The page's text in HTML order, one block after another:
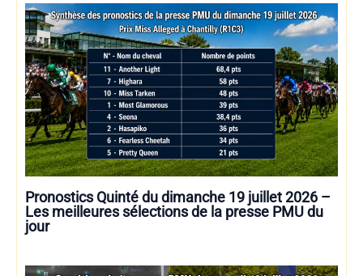
Pronostics Quinté du dimanche 19 juillet 2026 –
Les meilleures sélections de la presse PMU du
jour